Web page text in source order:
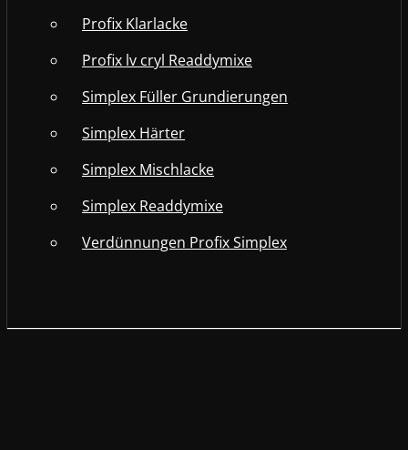
Profix Klarlacke
Profix lv cryl Readdymixe
Simplex Füller Grundierungen
Simplex Härter
Simplex Mischlacke
Simplex Readdymixe
Verdünnungen Profix Simplex